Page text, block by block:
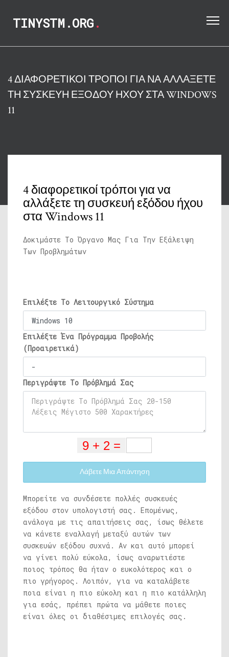
TINYSTM.ORG.
4 ΔΙΑΦΟΡΕΤΙΚΟΊ ΤΡΌΠΟΙ ΓΙΑ ΝΑ ΑΛΛΆΞΕΤΕ
ΤΗ ΣΥΣΚΕΥΉ ΕΞΌΔΟΥ ΉΧΟΥ ΣΤΑ WINDOWS
11
4 διαφορετικοί τρόποι για να
αλλάξετε τη συσκευή εξόδου ήχου
στα Windows 11
Δοκιμάστε Το Όργανο Μας Για Την Εξάλειψη
Των Προβλημάτων
Επιλέξτε Το Λειτουργικό Σύστημα
Επιλέξτε Ένα Πρόγραμμα Προβολής
(Προαιρετικά)
Περιγράψτε Το Πρόβλημά Σας
Λάβετε Μια Απάντηση
Μπορείτε να συνδέσετε πολλές συσκευές
εξόδου στον υπολογιστή σας. Επομένως,
ανάλογα με τις απαιτήσεις σας, ίσως θέλετε
να κάνετε εναλλαγή μεταξύ αυτών των
συσκευών εξόδου συχνά. Αν και αυτό μπορεί
να γίνει πολύ εύκολα, ίσως αναρωτιέστε
ποιος τρόπος θα ήταν ο ευκολότερος και ο
πιο γρήγορος. Λοιπόν, για να καταλάβετε
ποια είναι η πιο εύκολη και η πιο κατάλληλη
για εσάς, πρέπει πρώτα να μάθετε ποιες
είναι όλες οι διαθέσιμες επιλογές σας.